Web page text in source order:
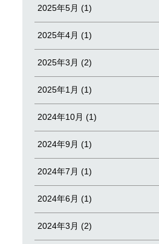
2025年5月 (1)
2025年4月 (1)
2025年3月 (2)
2025年1月 (1)
2024年10月 (1)
2024年9月 (1)
2024年7月 (1)
2024年6月 (1)
2024年3月 (2)